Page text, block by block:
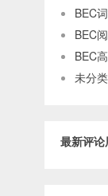
BEC
BEC
BEC
未分类
最新评论